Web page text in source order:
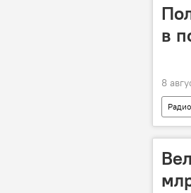
в
8
Радио